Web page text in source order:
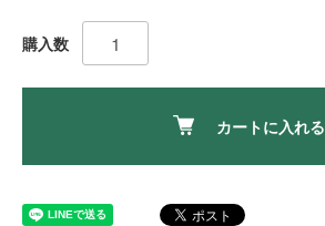
購入数
カートに入れる